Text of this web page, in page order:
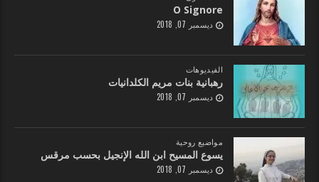
O Signore
ديسمبر 07, 2018
الفيديوهات
رهبانية بنات مريم الكلدانيات
ديسمبر 07, 2018
مواضيع روحية
يسوع المسيح ابن الله الإنجيل بحسب مرقس
ديسمبر 07, 2018